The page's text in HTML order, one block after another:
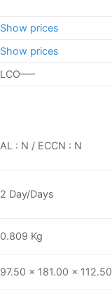
Show prices
Show prices
LCO—–
AL : N / ECCN : N
2 Day/Days
0.809 Kg
97.50 x 181.00 x 112.50